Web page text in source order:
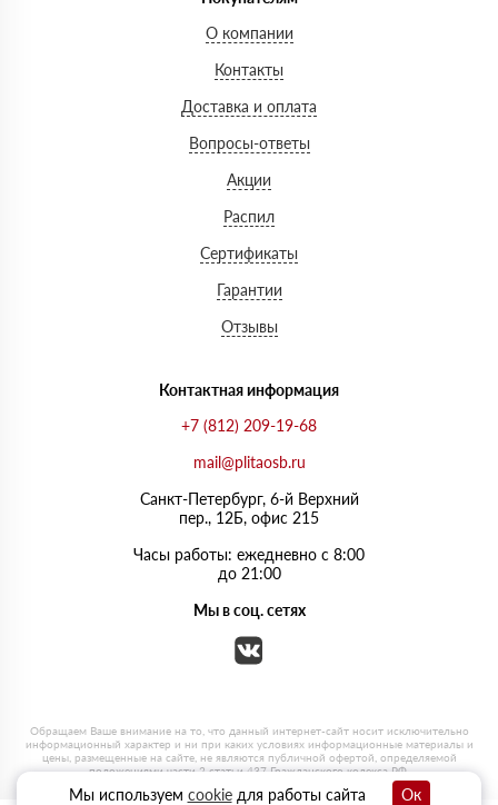
О компании
Контакты
Доставка и оплата
Вопросы-ответы
Акции
Распил
Сертификаты
Гарантии
Отзывы
Контактная информация
+7 (812) 209-19-68
mail@plitaosb.ru
Санкт-Петербург, 6-й Верхний
пер., 12Б, офис 215
Часы работы: ежедневно с 8:00
до 21:00
Мы в соц. сетях
Мы используем cookieдля работы сайта Ок